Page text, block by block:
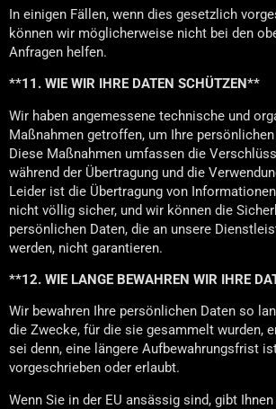
In einigen Fällen, wenn dies gesetzlich
können wir möglicherweise nicht bei den
Anfragen helfen.
**11. WIE WIR IHRE DATEN SCHÜTZEN**
Wir haben angemessene technische und
Maßnahmen getroffen, um Ihre
Diese Maßnahmen umfassen die
während der Übertragung und die
Leider ist die Übertragung von
nicht völlig sicher, und wir können die
persönlichen Daten, die an unsere
werden, nicht garantieren.
**12. WIE LANGE BEWAHREN WIR IHRE
Wir bewahren Ihre persönlichen Daten so
die Zwecke, für die sie gesammelt wurden,
sei denn, eine längere Aufbewahrungsfrist
vorgeschrieben oder erlaubt.
Wenn Sie in der EU ansässig sind, gibt